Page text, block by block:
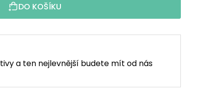
DO KOŠÍKU
a ten nejlevnější budete mít od nás